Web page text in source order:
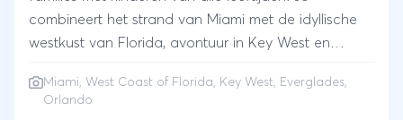
combineert het strand van Miami met de idyllische
westkust van Florida, avontuur in Key West en
Orlando. Verken Miami’s Ocean Drive per fiets, spot
Miami, West Coast of Florida, Key West, Everglades,
Orlando